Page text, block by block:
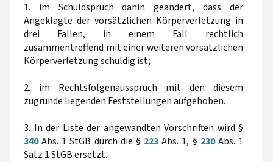
1. im Schuldspruch dahin geändert, dass der
Angeklagte der vorsätzlichen Körperverletzung in
drei Fällen, in einem Fall rechtlich
zusammentreffend mit einer weiteren vorsätzlichen
Körperverletzung schuldig ist;
2. im Rechtsfolgenausspruch mit den diesem
zugrunde liegenden Feststellungen aufgehoben.
3. In der Liste der angewandten Vorschriften wird §
340Abs. 1 StGB durch die § 223 Abs. 1, § 230Abs. 1
Satz 1 StGB ersetzt.